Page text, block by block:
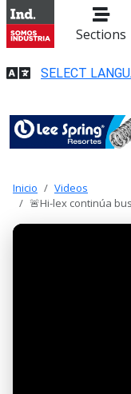
Sections
SELECT
Inicio
Videos
🚨Hi-lex continúa